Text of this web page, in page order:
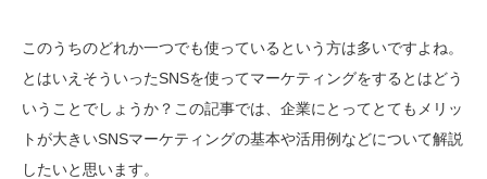
このうちのどれか一つでも使っているという方は多いですよね。
とはいえそういったSNSを使ってマーケティングをするとはどう
いうことでしょうか？この記事では、企業にとってとてもメリッ
トが大きいSNSマーケティングの基本や活用例などについて解説
したいと思います。